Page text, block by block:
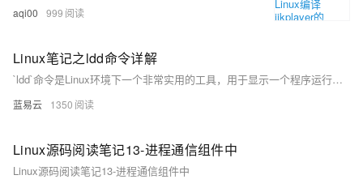
aqi00 999
Linux笔记之ldd命令详解
`ldd`命令是Linux环境下一个非常实用的工具，用于显示一个程序运行时所需的共享库依赖。它帮助开发者和系统管理员快速诊断程序运行问题，特别是在处理"找不到库文件"或者"错误的库文件版本"等错误时。然而，出于安全的考虑，对于不信任的可执行文件，应该慎用 `ldd`命令，可以考虑使用其他工具如 `objdump`。总的来说，懂得如何妥善且安全地使用 `ldd`，对于维护一个稳定和高效的Linux系统来说，是非常重要的。
蓝易云 1350
Linux源码阅读笔记13-进程通信组件中
Linux源码阅读笔记13-进程通信组件中